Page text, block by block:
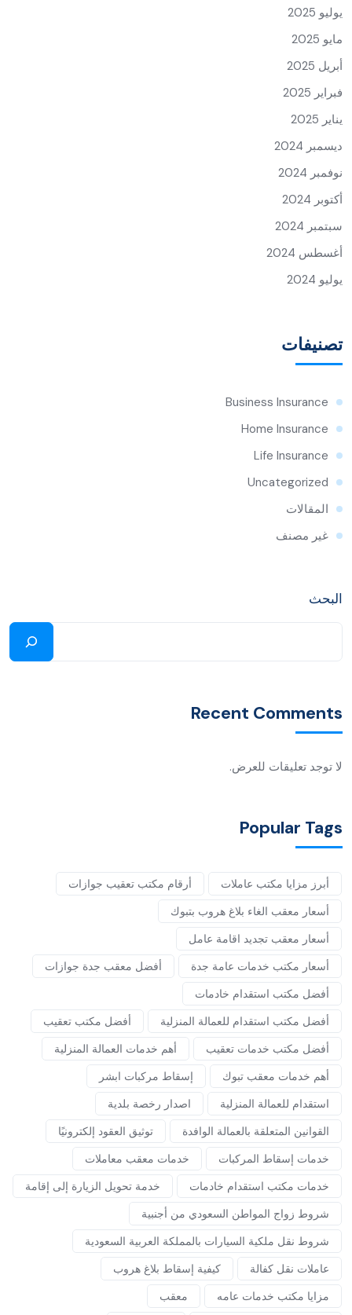
يوليو 2025
مايو 2025
أبريل 2025
فبراير 2025
يناير 2025
ديسمبر 2024
نوفمبر 2024
أكتوبر 2024
سبتمبر 2024
أغسطس 2024
يوليو 2024
تصنيفات
Business Insurance
Home Insurance
Life Insurance
Uncategorized
المقالات
غير مصنف
البحث
Recent Comments
لا توجد تعليقات للعرض.
Popular Tags
أبرز مزايا مكتب عاملات
أرقام مكتب تعقيب جوازات
أسعار معقب الغاء بلاغ هروب بتبوك
أسعار معقب تجديد اقامة عامل
أسعار مكتب خدمات عامة جدة
أفضل معقب جدة جوازات
أفضل مكتب استقدام خادمات
أفضل مكتب استقدام للعمالة المنزلية
أفضل مكتب تعقيب
أفضل مكتب خدمات تعقيب
أهم خدمات العمالة المنزلية
أهم خدمات معقب تبوك
إسقاط مركبات ابشر
استقدام للعمالة المنزلية
اصدار رخصة بلدية
القوانين المتعلقة بالعمالة الوافدة
توثيق العقود إلكترونيًا
خدمات إسقاط المركبات
خدمات معقب معاملات
خدمات مكتب استقدام خادمات
خدمة تحويل الزيارة إلى إقامة
شروط زواج المواطن السعودي من أجنبية
شروط نقل ملكية السيارات بالمملكة العربية السعودية
عاملات نقل كفالة
كيفية إسقاط بلاغ هروب
مزايا مكتب خدمات عامه
معقب